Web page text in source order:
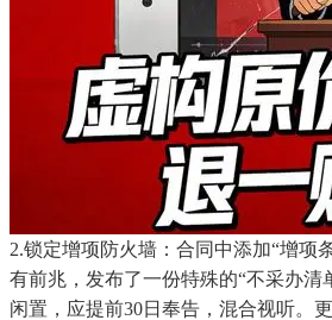
2.锁定增项防火墙：合同中添加“增项
有前兆，发布了一份特殊的“不采办清
闲置，应提前30日奉告，混合视听。